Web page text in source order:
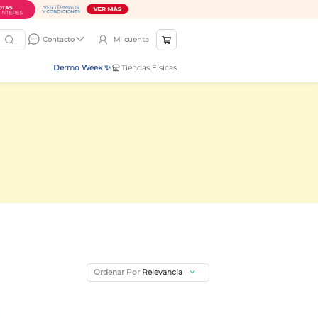
Contacto
Mi cuenta
Dermo Week ✨ Tiendas Físicas
Ordenar Por Relevancia